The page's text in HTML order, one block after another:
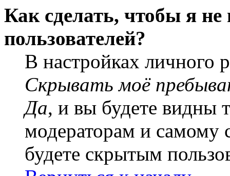
Как сделать, чтобы я
пользователей?
В настройках личного
Скрывать моё
Да, и вы будете видны
модераторам и самому
будете скрытым